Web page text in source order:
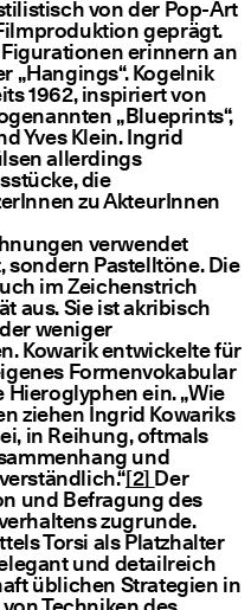
von der Pop-Art
geprägt.
erinnern an
„Hangings“. Kogelnik
1962, inspiriert von
„Blueprints“,
Yves Klein. Ingrid
allerdings
die
zu AkteurInnen
verwendet
sondern Pastelltöne. Die
im Zeichenstrich
aus. Sie ist akribisch
weniger
Kowarik entwickelte für
Formenvokabular
Hieroglyphen ein.„Wie
ziehen Ingrid Kowariks
in Reihung, oftmals
und
[2] Der
und Befragung des
zugrunde.
Torsi als Platzhalter
und detailreich
üblichen Strategien in